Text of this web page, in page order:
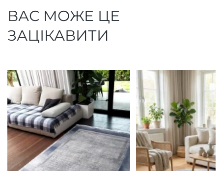
ВАС МОЖЕ ЦЕ
ЗАЦІКАВИТИ